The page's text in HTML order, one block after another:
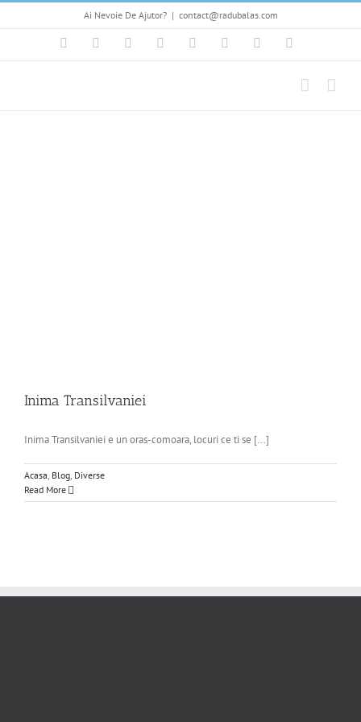
Skip
Ai Nevoie De Ajutor? | contact@radubalas.com
FacebookFlickr Twitter YouTubeInstagramPinterestLinkedIn
Inima Transilvaniei
Inima Transilvaniei e un oras-comoara, locuri ce ti se [...]
Acasa Blog Diverse
Read More